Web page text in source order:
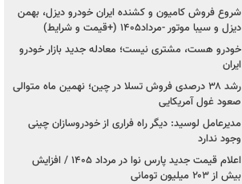
شروع فروش کامیون و کشنده ایران خودرو دیزل، بهمن
دیزل و سیبا موتور -مرداد۱۴۰۵ (+قیمت و شرایط)
خودرو هست، مشتری نیست؛ معادله جدید بازار خودرو
ایران
رشد ۳۸ درصدی فروش تسلا در چین؛ نهمین ماه متوالی
صعود غول آمریکایی
مدیرعامل لوسید: دیگر راه فراری از خودروسازان چینی
وجود ندارد
اعلام قیمت جدید پارس نوا در مرداد ۱۴۰۵ / افزایش
بیش از ۲۰۳ میلیون تومانی